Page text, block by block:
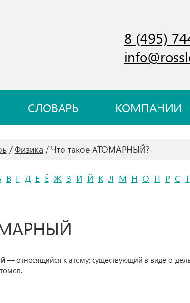
8 (495)
СЛОВАРЬ КОМПАНИИ
Физика Что такое АТОМАРНЫЙ?
В Г Д Е Ё Ж З И Й К Л М Н О П Р С Т
— относящийся к атому; существующий в виде